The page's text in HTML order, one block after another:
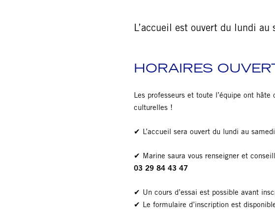
L’accueil est ouvert du lundi au
HORAIRES
Les professeurs et toute l’équipe ont
culturelles !
✔︎ L’accueil sera ouvert du lundi au
✔︎ Marine saura vous renseigner et
03 29 84 43 47
✔︎ Un cours d’essai est possible avant
✔︎ Le formulaire d’inscription est